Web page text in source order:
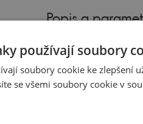
Popis a
produktu
pro
používají soubory
soubory cookie ke zlepšení
se všemi soubory cookie v